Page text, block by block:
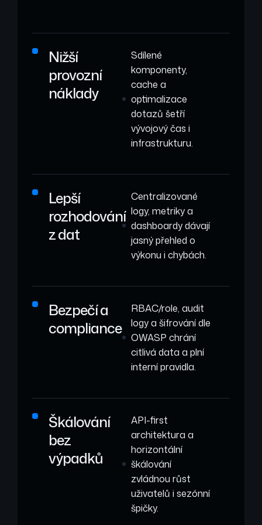
Nižší
provozní
náklady
Sdílené
komponenty,
cache a
optimalizace
dotazů šetří
vývojový čas i
infrastrukturu.
Lepší
rozhodování
z dat
Centralizované
logy, metriky a
dashboardy dávají
jasný přehled o
výkonu i chybách.
Bezpečí a
compliance
RBAC/role, audit
logy a šifrování dle
OWASP chrání
citlivá data a plní
interní pravidla.
Škálování
bez
výpadků
API-first
architektura a
horizontální
škálování
zvládnou růst
uživatelů i sezónní
špičky.